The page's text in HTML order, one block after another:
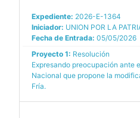
Expediente: 2026-E-1364
Iniciador: UNION POR LA
Fecha de Entrada: 05/05/2026
Proyecto 1: Resolución
Expresando preocupación ante
Nacional que propone la
Fría.